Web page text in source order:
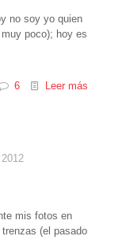
no soy yo quien
poco); hoy es
6 Leer más
mis fotos en
(el pasado